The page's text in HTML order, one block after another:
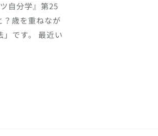
自分学』第25
？歳を重ねなが
」です。 最近い